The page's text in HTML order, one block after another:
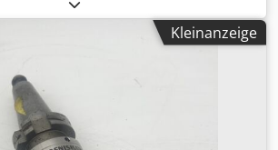
Kleinanzeige